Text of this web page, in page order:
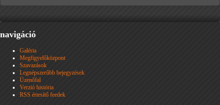
navigáció
Galéria
Megfigyelőközpont
Szavazások
Legnépszerűbb bejegyzések
Üzenőfal
Verzió história
RSS értesítő feedek